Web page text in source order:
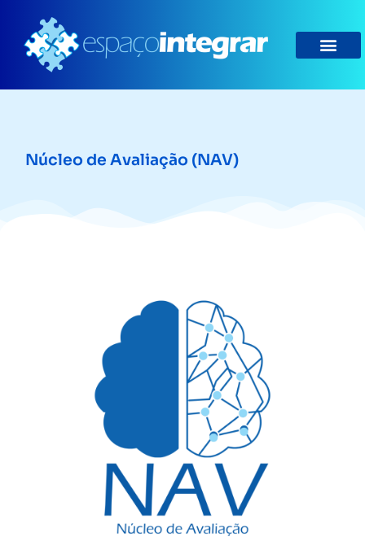
Núcleo de Avaliação (NAV)